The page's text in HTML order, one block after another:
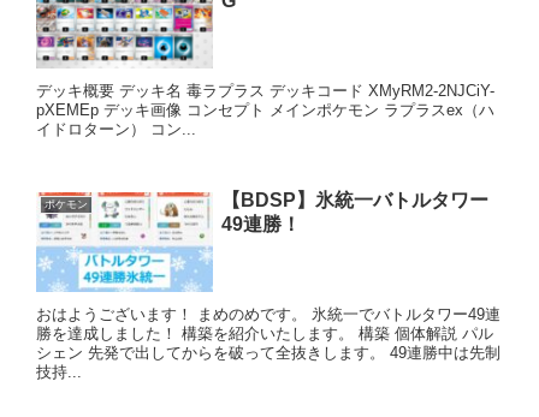
デッキ概要 デッキ名 毒ラプラス デッキコード XMyRM2-2NJCiY-
pXEMEp デッキ画像 コンセプト メインポケモン ラプラスex（ハ
イドロターン） コン...
ポケモン
【BDSP】氷統一バトルタワー
49連勝！
おはようございます！ まめのめです。 氷統一でバトルタワー49連
勝を達成しました！ 構築を紹介いたします。 構築 個体解説 パル
シェン 先発で出してからを破って全抜きします。 49連勝中は先制
技持...